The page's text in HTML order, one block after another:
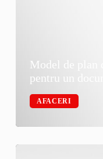
Model de plan
pentru un
AFACERI